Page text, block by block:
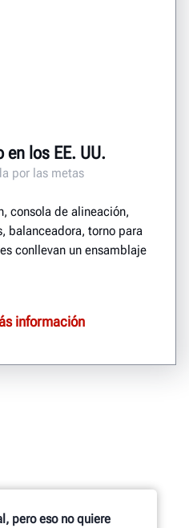
en los EE. UU.
por las metas
consola de alineación,
balanceadora, torno para
conllevan un ensamblaje
información
pero eso no quiere